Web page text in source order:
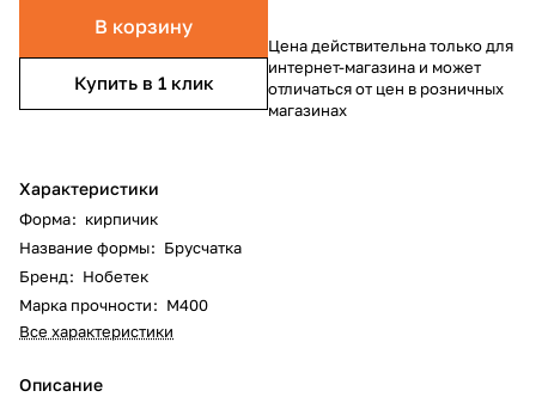
В корзину
Купить в 1 клик
Характеристики
Форма: кирпичик
Название формы: Брусчатка
Бренд: Нобетек
Марка прочности: М400
Все характеристики
Описание
Цена действительна только для
интернет-магазина и может
отличаться от цен в розничных
магазинах